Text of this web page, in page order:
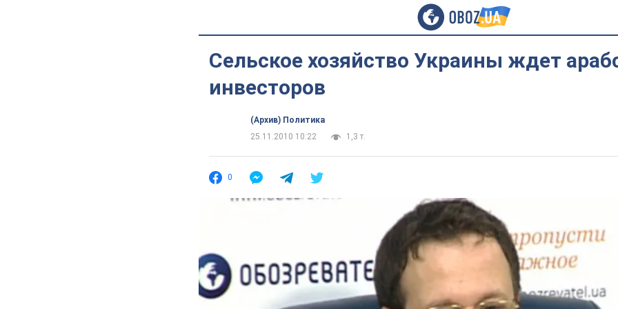
Сельское хозяйство Украины ждет
инвесторов
(Архив) Политика
25.11.2010 10:22
1,3 т.
0